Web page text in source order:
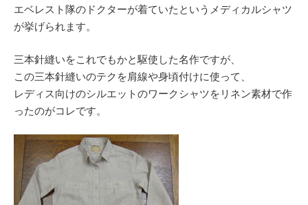
エベレスト隊のドクターが着ていたというメディカルシャツ
が挙げられます。
三本針縫いをこれでもかと駆使した名作ですが、
この三本針縫いのテクを肩線や身頃付けに使って、
レディス向けのシルエットのワークシャツをリネン素材で作
ったのがコレです。